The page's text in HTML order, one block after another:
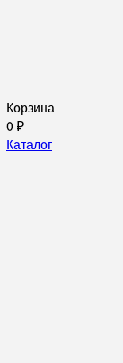
Корзина
0 ₽
Каталог